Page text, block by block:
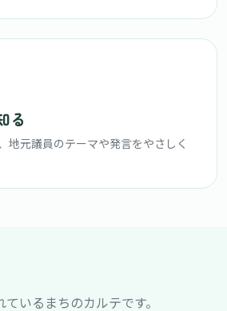
る
地元議員のテーマや発言をやさしく
いるまちのカルテです。